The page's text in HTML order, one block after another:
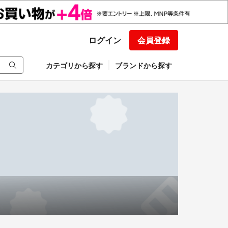
ログイン 会員登録
カテゴリから探す ブランドから探す